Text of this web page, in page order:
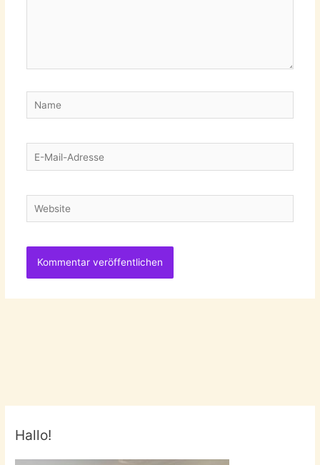
Name
E-
Mail-
Website
Hallo!